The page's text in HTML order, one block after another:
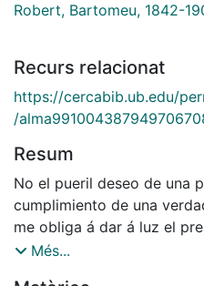
Robert, Bartomeu, 1842-
Recurs relacionat
https://cercabib.ub.edu/
/
Resum
No el pueril deseo de una
cumplimiento de una
me obliga á dar á luz el
Patología interna.
Més...